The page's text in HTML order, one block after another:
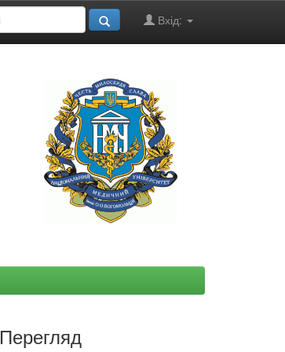
Вхід:
Перегляд